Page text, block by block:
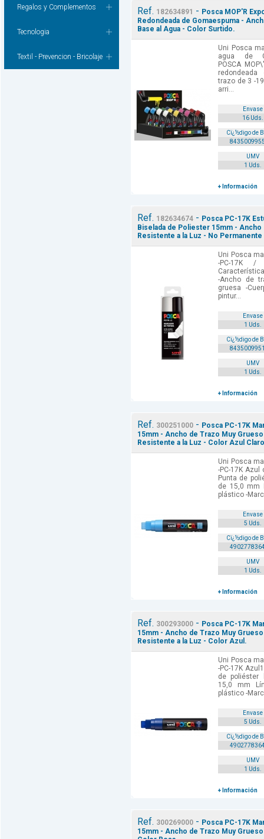
Regalos y Complementos
Tecnologia
Textil - Prevencion - Bricolaje
Ref. 182634891 - Posca MOP'R
Redondeada de Gomaespuma -
Base al Agua - Color Surtido.
Uni Posca
agua de
POSCA
trazo de 3 -
arri...
Envase
16 Uds.
Cï¿½digo de
UMV
1 Uds.
+ Información
Ref. 182634674 - Posca PC-17K
Biselada de Poliester 15mm -
Resistente a la Luz - No
Uni Posca
-PC-17K /
-Ancho de
gruesa -
pintur...
Envase
1 Uds.
Cï¿½digo de
UMV
1 Uds.
+ Información
Ref. 300251000 - Posca PC-17K
15mm - Ancho de Trazo Muy
Resistente a la Luz - Color Azul
Uni Posca
-PC-17K
Punta de
de 15,0 mm
plástico -
Envase
5 Uds.
Cï¿½digo de
UMV
1 Uds.
+ Información
Ref. 300293000 - Posca PC-17K
15mm - Ancho de Trazo Muy
Resistente a la Luz - Color Azul.
Uni Posca
-PC-17K
de poliéster
15,0 mm
plástico -
Envase
5 Uds.
Cï¿½digo de
UMV
1 Uds.
+ Información
Ref. 300269000 - Posca PC-17K
15mm - Ancho de Trazo Muy